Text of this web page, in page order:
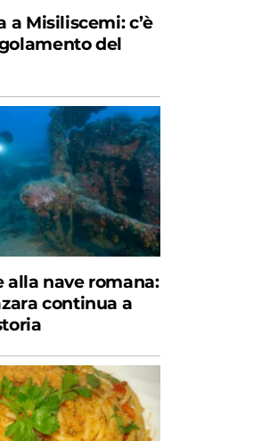
a Misiliscemi: c’è
del
alla nave romana:
continua a